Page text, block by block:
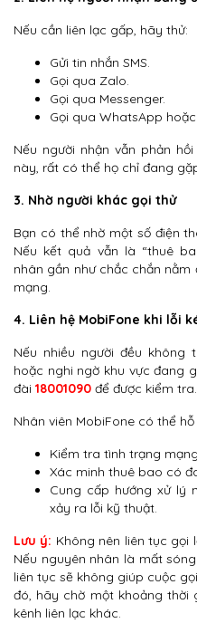
Nếu cần liên lạc gấp, hãy thử:
Gửi tin nhắn SMS.
Gọi qua Zalo.
Gọi qua Messenger.
Gọi qua WhatsApp
Nếu người nhận vẫn phản
này, rất có thể họ chỉ đang
3. Nhờ người khác gọi thử
Bạn có thể nhờ một số điện
Nếu kết quả vẫn là “thuê
nhân gần như chắc chắn
mạng.
4. Liên hệ MobiFone khi lỗi
Nếu nhiều người đều
hoặc nghi ngờ khu vực đang
đài 18001090 để được kiểm tra.
Nhân viên MobiFone có thể hỗ
Kiểm tra tình trạng
Xác minh thuê bao có
Cung cấp hướng xử lý
xảy ra lỗi kỹ thuật.
Lưu ý: Không nên liên tục gọi
Nếu nguyên nhân là mất
liên tục sẽ không giúp cuộc
đó, hãy chờ một khoảng thời
kênh liên lạc khác.